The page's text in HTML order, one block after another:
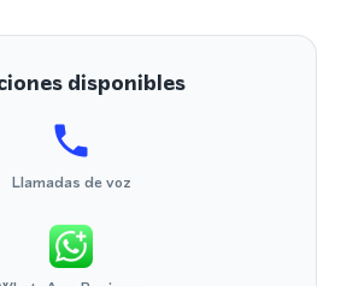
disponibles
Llamadas de voz